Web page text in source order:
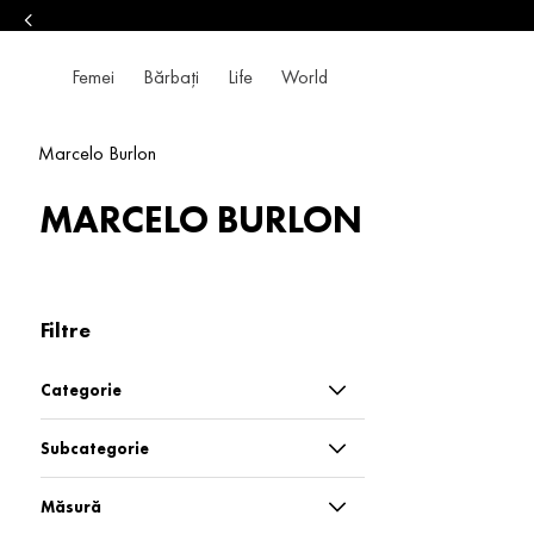
Femei Bărbați Life World
Marcelo Burlon
MARCELO BURLON
Filtre
Categorie
Blugi și pantaloni
Bluze și pulovere
Subcategorie
Fuste
Măsură